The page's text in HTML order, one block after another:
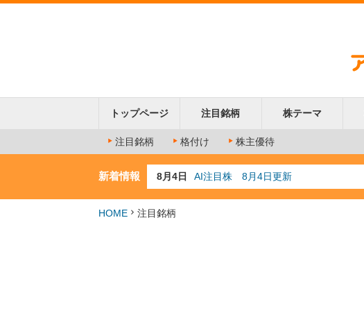
トップページ 注目銘柄 株テーマ
注目銘柄 格付け 株主優待
新着情報 8月4日
AI注目株 8月4日更新
8月3日
人気業種注目株 8月3日更新
7月29日
HOME 注目銘柄